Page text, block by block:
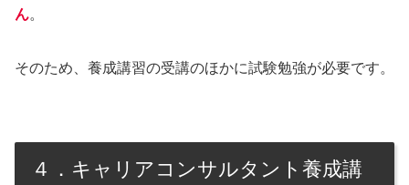
ん。
そのため、養成講習の受講のほかに試験勉強が必要です。
４．キャリアコンサルタント養成講